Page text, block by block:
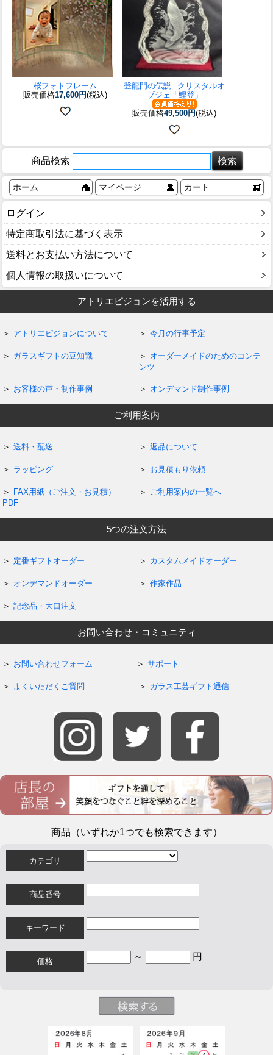
桜フォトフレーム
販売価格17,600円(税込)
登龍門の伝説
クリスタルオ
ブジェ「鯉登」
販売価格49,500円(税込)
商品検索
ホーム マイページ カート
ログイン
特定商取引法に基づく表示
送料とお支払い方法について
個人情報の取扱いについて
アトリエピジョンを活用する
アトリエピジョンについて 今月の行事予定
ガラスギフトの豆知識
オーダーメイドのためのコンテ
ンツ
お客様の声・制作事例 オンデマンド制作事例
ご利用案内
送料・配送 返品について
ラッピング お見積もり依頼
FAX用紙（ご注文・お見積）
PDF
ご利用案内の一覧へ
5つの注文方法
定番ギフトオーダー カスタムメイドオーダー
オンデマンドオーダー 作家作品
記念品・大口注文
お問い合わせ・コミュニティ
お問い合わせフォーム サポート
よくいただくご質問 ガラス工芸ギフト通信
商品（いずれか1つでも検索できます）
カテゴリ
商品番号
キーワード
価格 ～ 円